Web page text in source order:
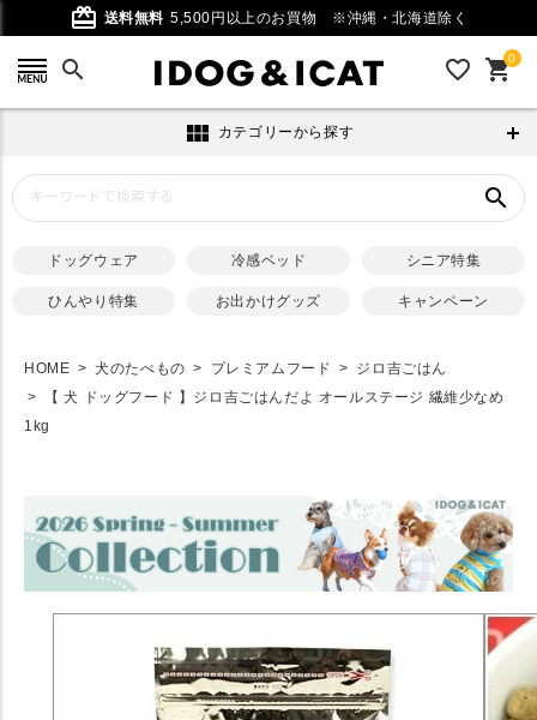
card_giftcard 送料無料 5,500円以上のお買物 ※沖縄・北海道除く
search favorite_outline 0
shopping_cart
view_module カテゴリーから探す
search
ドッグウェア 冷感ベッド シニア特集
ひんやり特集 お出かけグッズ キャンペーン
HOME 犬のたべもの プレミアムフード
ジロ吉ごはん
【 犬 ドッグフード 】ジロ吉ごはんだよ オールステージ 繊維少なめ
1kg